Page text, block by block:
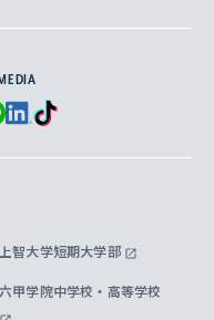
究科
究所
ーションセンター
金
援新制度
金
ーク
案内
デンティティ
ンティティ
生歌
スでの撮影について
の情報公表
上智大学短期大学部
六甲学院中学校・高等学校